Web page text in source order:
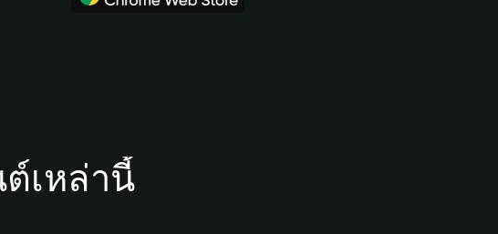
เหล่านี้